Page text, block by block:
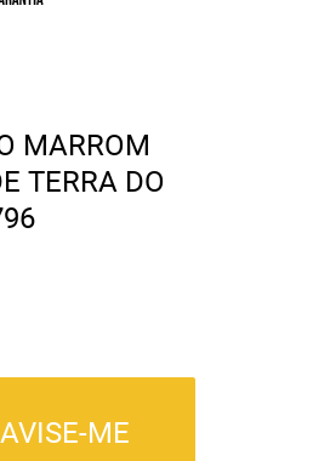
MARROM
TERRA DO
AVISE-ME